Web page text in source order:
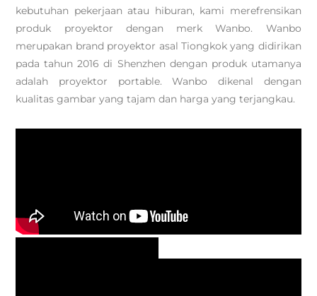
kebutuhan pekerjaan atau hiburan, kami merefrensikan
produk proyektor dengan merk Wanbo. Wanbo
merupakan brand proyektor asal Tiongkok yang didirikan
pada tahun 2016 di Shenzhen dengan produk utamanya
adalah proyektor portable. Wanbo dikenal dengan
kualitas gambar yang tajam dan harga yang terjangkau.